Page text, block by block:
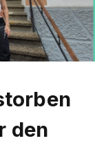
den